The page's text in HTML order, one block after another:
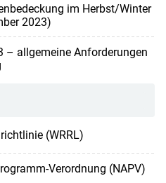
im Herbst/Winter
2023)
– allgemeine Anforderungen
(WRRL)
Verordnung (NAPV)